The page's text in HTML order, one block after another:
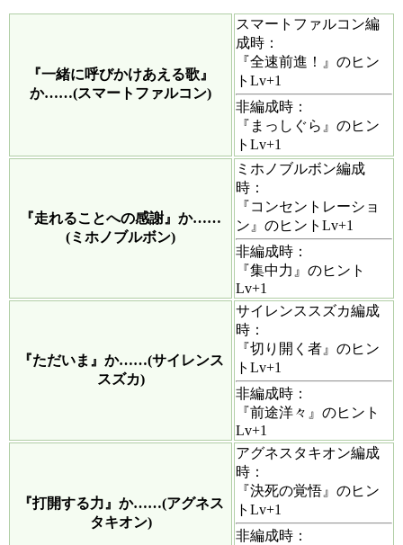
『一緒に呼びかけあえる歌』
か……(スマートファルコン)
スマートファルコン編
成時：
『全速前進！』のヒン
トLv+1
非編成時：
『まっしぐら』のヒン
トLv+1
『走れることへの感謝』か……
(ミホノブルボン)
ミホノブルボン編成
時：
『コンセントレーショ
ン』のヒントLv+1
非編成時：
『集中力』のヒント
Lv+1
『ただいま』か……(サイレンス
スズカ)
サイレンススズカ編成
時：
『切り開く者』のヒン
トLv+1
非編成時：
『前途洋々』のヒント
Lv+1
『打開する力』か……(アグネス
タキオン)
アグネスタキオン編成
時：
『決死の覚悟』のヒン
トLv+1
非編成時：